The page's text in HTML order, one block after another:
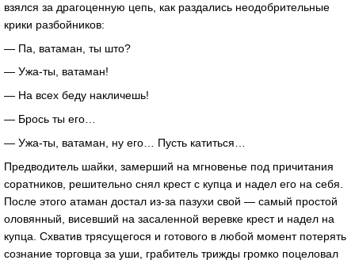
взялся за драгоценную цепь, как раздались неодобрительные
крики разбойников:
— Па, ватаман, ты што?
— Ужа-ты, ватаман!
— На всех беду накличешь!
— Брось ты его…
— Ужа-ты, ватаман, ну его… Пусть катиться…
Предводитель шайки, замерший на мгновенье под причитания
соратников, решительно снял крест с купца и надел его на себя.
После этого атаман достал из-за пазухи свой — самый простой
оловянный, висевший на засаленной веревке крест и надел на
купца. Схватив трясущегося и готового в любой момент потерять
сознание торговца за уши, грабитель трижды громко поцеловал